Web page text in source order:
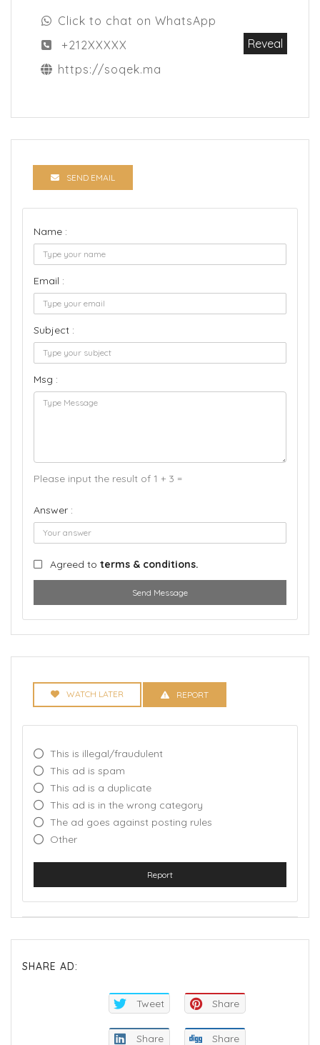
Click to chat on WhatsApp
+212XXXXX
Reveal
https://soqek.ma
SEND EMAIL
Name :
Email :
Subject :
Msg :
Please input the result of 1 + 3 =
Answer :
Agreed to terms & conditions.
Send Message
WATCH LATER REPORT
This is illegal/fraudulent
This ad is spam
This ad is a duplicate
This ad is in the wrong category
The ad goes against posting rules
Other
Report
SHARE AD:
Tweet Share
Share Share